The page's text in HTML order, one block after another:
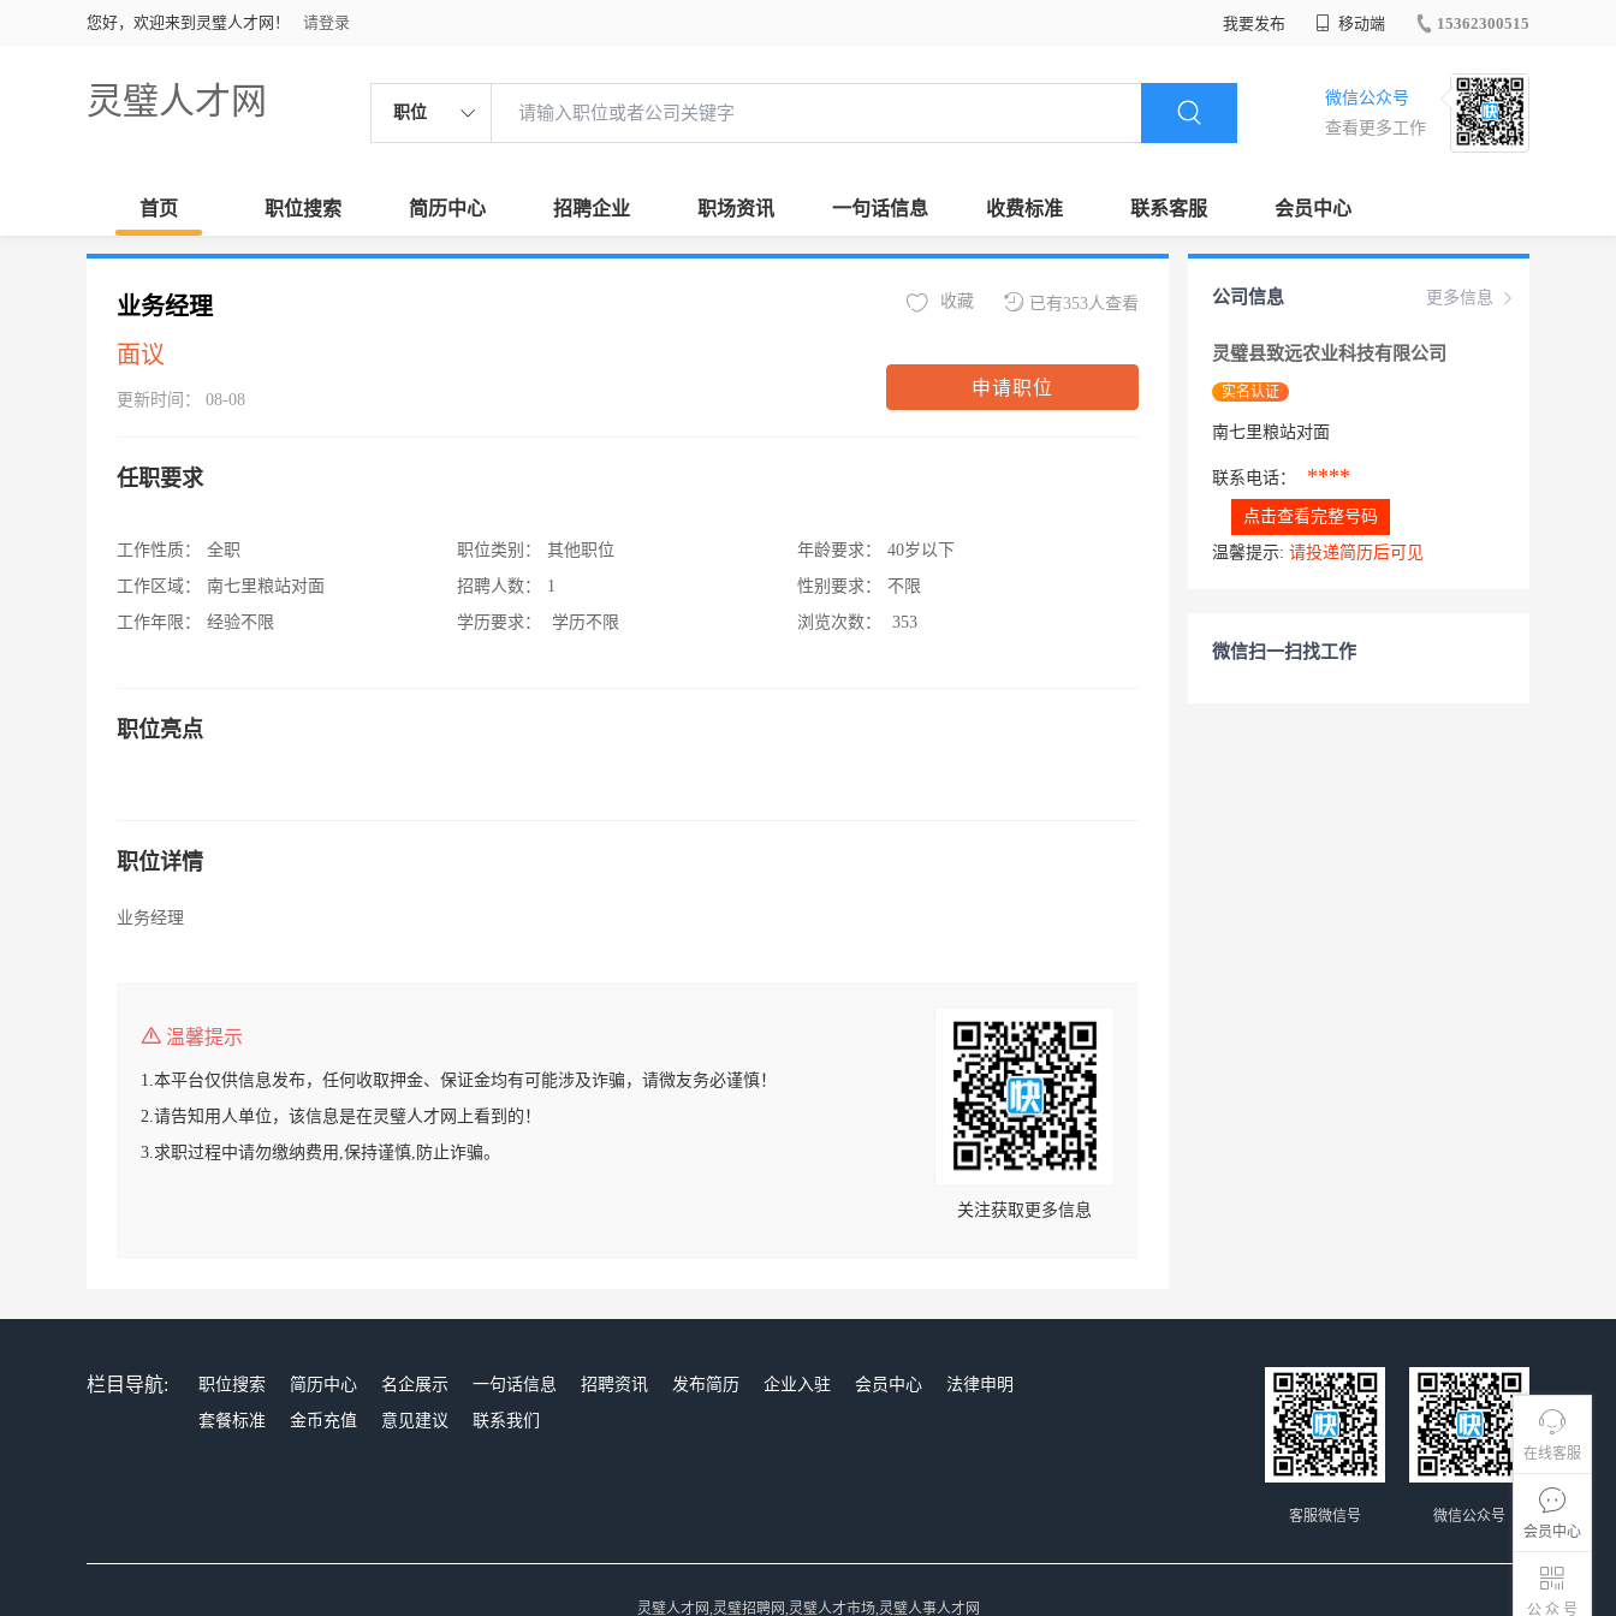
您好，欢迎来到灵璧人才网！ 请登录 我要发布 移动端 15362300515
灵璧人才网 职位
微信公众号
查看更多工作
首页 职位搜索 简历中心 招聘企业 职场资讯 一句话信息 收费标准 联系客服 会员中心
在线客服
会员中心
公 众 号
业务经理
面议
更新时间： 08-08
已有353人查看
收藏
申请职位
任职要求
工作性质：
全职
工作区域：
南七里粮站对面
工作年限：
经验不限
职位类别：
其他职位
招聘人数：
1
学历要求：
学历不限
年龄要求：
40岁以下
性别要求：
不限
浏览次数：
353
职位亮点
职位详情
业务经理
温馨提示
1.本平台仅供信息发布，任何收取押金、保证金均有可能涉及诈骗，请微友务必谨慎！
2.请告知用人单位，该信息是在灵璧人才网上看到的！
3.求职过程中请勿缴纳费用,保持谨慎,防止诈骗。
关注获取更多信息
更多信息
公司信息
灵璧县致远农业科技有限公司
实名认证
南七里粮站对面
联系电话： ****
点击查看完整号码
温馨提示: 请投递简历后可见
微信扫一扫找工作
栏目导航: 职位搜索 简历中心 名企展示 一句话信息 招聘资讯 发布简历 企业入驻 会员中心
法律申明
套餐标准
金币充值 意见建议 联系我们
微信公众号
客服微信号
灵璧人才网,灵璧招聘网,灵璧人才市场,灵璧人事人才网